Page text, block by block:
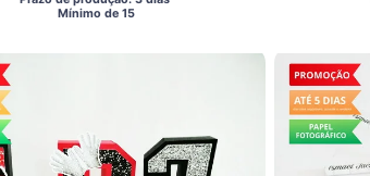
  Mínimo de 15